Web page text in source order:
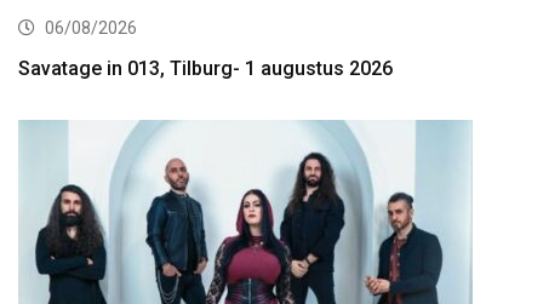
06/08/2026
Savatage in 013, Tilburg- 1 augustus 2026